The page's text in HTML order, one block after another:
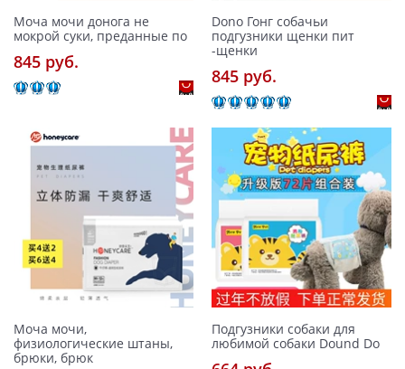
Моча мочи донога не
мокрой суки, преданные по
845 pуб.
Dono Гонг собачьи
подгузники щенки пит
-щенки
845 pуб.
Моча мочи,
физиологические штаны,
брюки, брюк
Подгузники собаки для
любимой собаки Dound Do